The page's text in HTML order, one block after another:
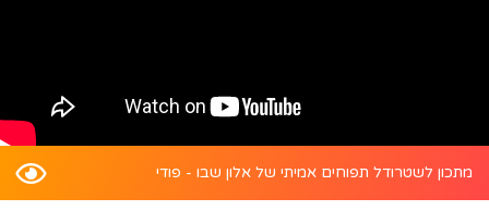
מתכון לשטרודל תפוחים אמיתי של אלון שבו - פודי